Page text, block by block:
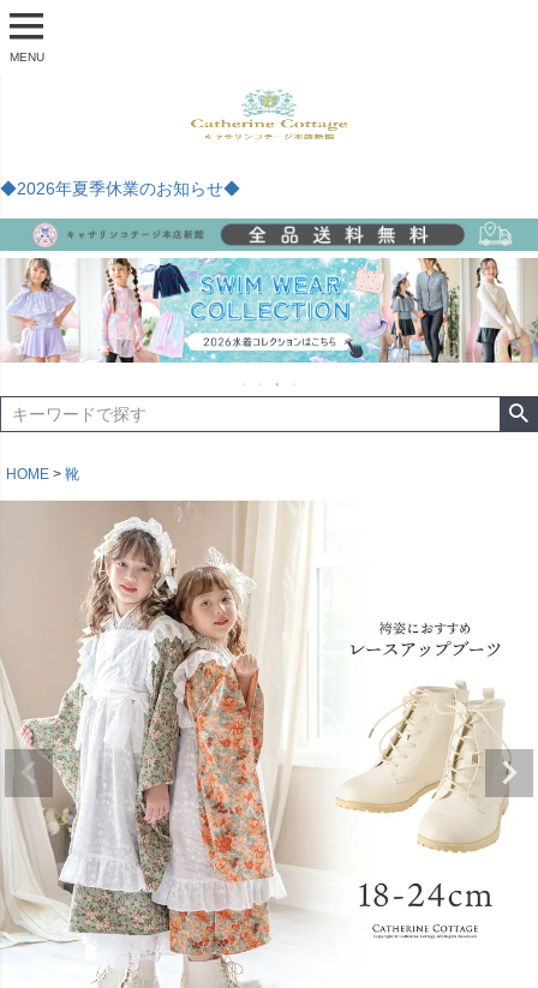
MENU
◆2026年夏季休業のお知らせ◆
HOME 靴